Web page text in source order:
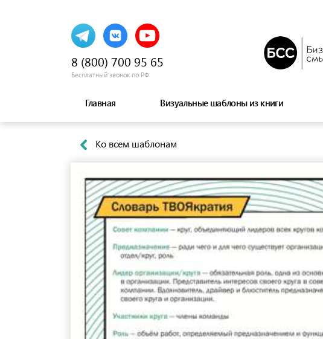
8 (800) 700 95 65
Бесплатный звонок по РФ
Главная Визуальные шаблоны из книги
Ко всем шаблонам